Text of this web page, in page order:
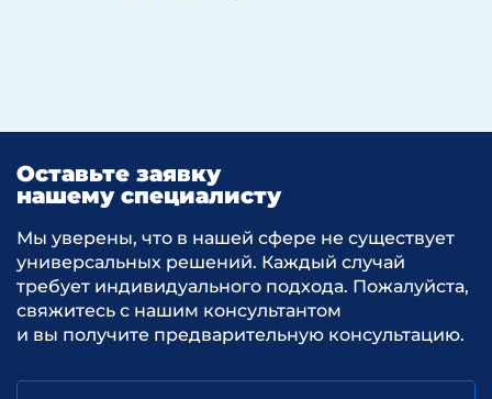
Оставьте заявку
нашему специалисту
Мы уверены, что в нашей сфере не существует
универсальных решений. Каждый случай
требует индивидуального подхода. Пожалуйста,
свяжитесь с нашим консультантом
и вы получите предварительную консультацию.